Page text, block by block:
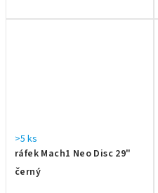
ráfek Mach1 Neo Disc 29"
černý
>5 ks